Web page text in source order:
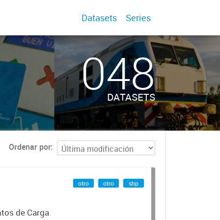
Datasets Series
048
DATASETS
Ordenar por
de Carga
otro otro shp